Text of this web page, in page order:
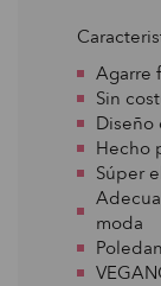
Agarre
Sin
Diseño
Hecho
Súper
moda